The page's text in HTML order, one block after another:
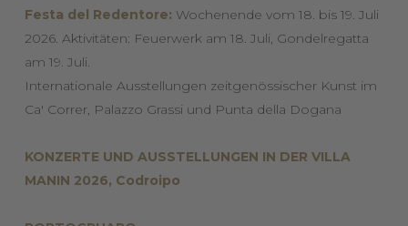
Festa del Redentore: Wochenende vom 18. bis 19. Juli
2026. Aktivitäten: Feuerwerk am 18. Juli, Gondelregatta
am 19. Juli.
Internationale Ausstellungen zeitgenössischer Kunst im
Ca' Correr, Palazzo Grassi und Punta della Dogana
KONZERTE UND AUSSTELLUNGEN IN DER VILLA
MANIN 2026, Codroipo